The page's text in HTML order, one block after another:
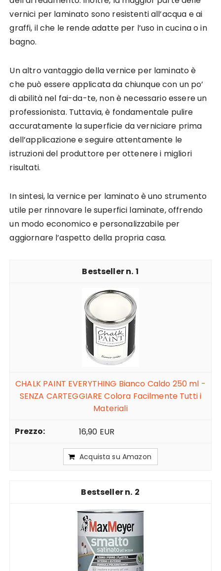
vernici per laminato sono resistenti all’acqua e ai
graffi, il che le rende adatte per l’uso in cucina o in
bagno.
Un altro vantaggio della vernice per laminato è
che può essere applicata da chiunque con un po’
di abilità nel fai-da-te, non è necessario essere un
professionista. Tuttavia, è fondamentale pulire
accuratamente la superficie da verniciare prima
dell’applicazione e seguire attentamente le
istruzioni del produttore per ottenere i migliori
risultati.
In sintesi, la vernice per laminato è uno strumento
utile per rinnovare le superfici laminate, offrendo
un modo economico e personalizzabile per
aggiornare l’aspetto della propria casa.
1
CHALK PAINT EVERYTHING Bianco Caldo 250 ml -
SENZA CARTEGGIARE Colora Facilmente Tutti i
Materiali
16,90 EUR
Acquista su Amazon
2